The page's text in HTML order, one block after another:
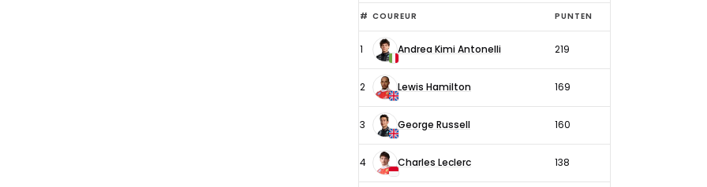
Top
6
coureurs
# COUREUR PUNTEN
1 Andrea Kimi Antonelli 219
2 Lewis Hamilton 169
3 George Russell 160
4 Charles Leclerc 138